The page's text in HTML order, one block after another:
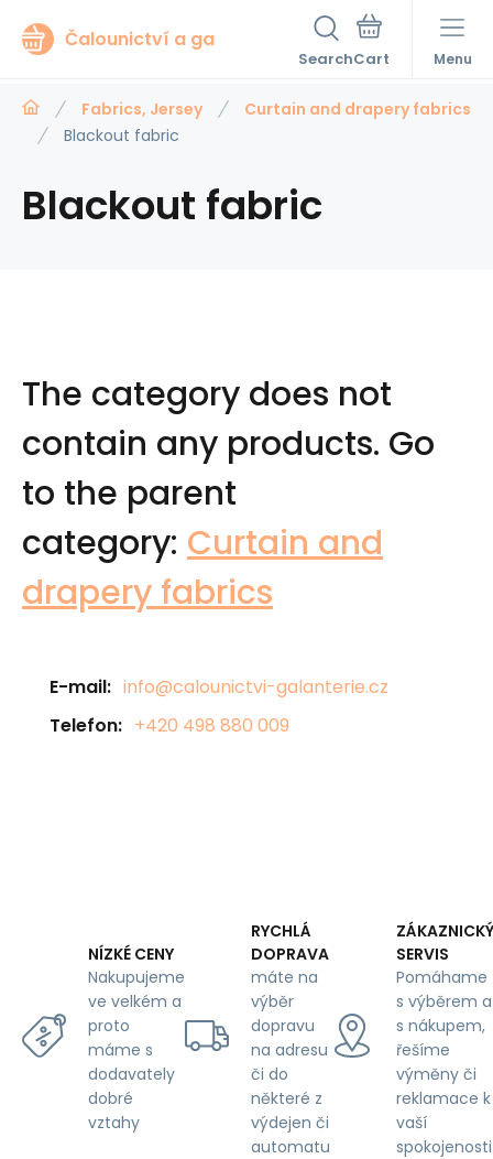
Čalounictví a ga
Search Menu
Fabrics, Jersey
Curtain and drapery fabrics
Blackout fabric
Blackout fabric
The category does not
contain any products. Go
to the parent
category: Curtain and
drapery fabrics
E-mail: info@calounictvi-galanterie.cz
Telefon: +420 498 880 009
NÍZKÉ CENY
Nakupujeme
ve velkém a
proto
máme s
dodavately
dobré
vztahy
RYCHLÁ
DOPRAVA
máte na
výběr
dopravu
na adresu
či do
některé z
výdejen či
automatu
ZÁKAZNICKÝ
SERVIS
Pomáhame
s výběrem a
s nákupem,
řešíme
výměny či
reklamace k
vaší
spokojenosti